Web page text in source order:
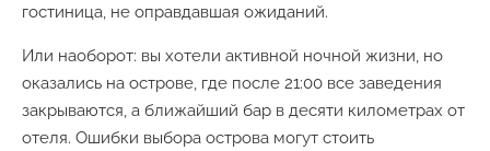
гостиница, не оправдавшая ожиданий.
Или наоборот: вы хотели активной ночной жизни, но
оказались на острове, где после 21:00 все заведения
закрываются, а ближайший бар в десяти километрах от
отеля. Ошибки выбора острова могут стоить